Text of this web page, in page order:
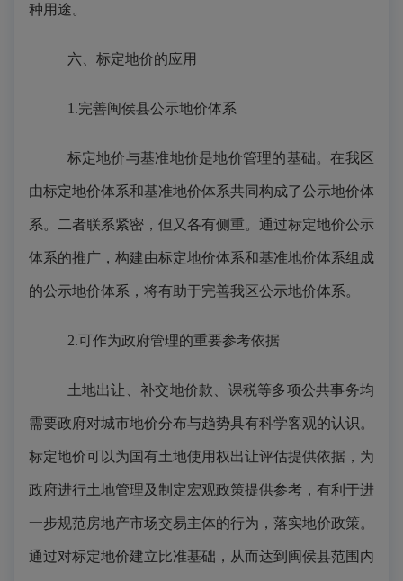
种用途。
六、标定地价的应用
1.完善闽侯县公示地价体系
标定地价与基准地价是地价管理的基础。在我区
由标定地价体系和基准地价体系共同构成了公示地价体
系。二者联系紧密，但又各有侧重。通过标定地价公示
体系的推广，构建由标定地价体系和基准地价体系组成
的公示地价体系，将有助于完善我区公示地价体系。
2.可作为政府管理的重要参考依据
土地出让、补交地价款、课税等多项公共事务均
需要政府对城市地价分布与趋势具有科学客观的认识。
标定地价可以为国有土地使用权出让评估提供依据，为
政府进行土地管理及制定宏观政策提供参考，有利于进
一步规范房地产市场交易主体的行为，落实地价政策。
通过对标定地价建立比准基础，从而达到闽侯县范围内